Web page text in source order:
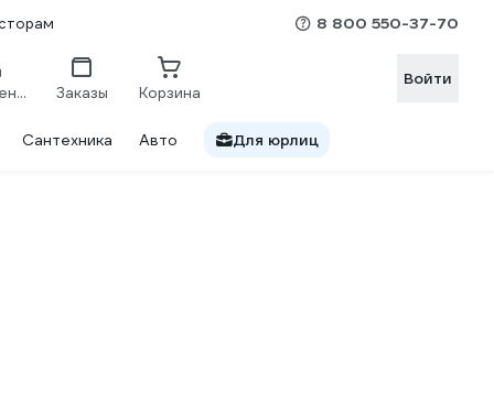
8 800 550-37-70
Сравнение Заказы Корзина
Войти
Сантехника Авто Для юрлиц